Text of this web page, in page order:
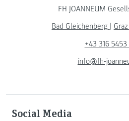
FH JOANNEUM
Bad Gleichenberg
Graz
+43 316
info@fh-
Social Media